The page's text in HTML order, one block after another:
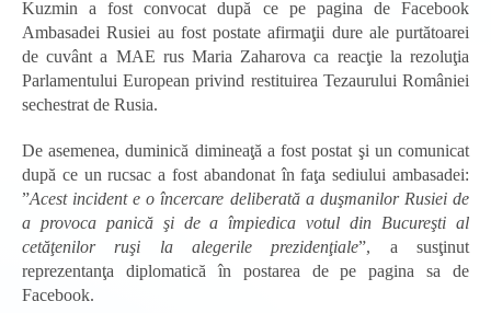
Kuzmin a fost convocat după ce pe pagina de Facebook
Ambasadei Rusiei au fost postate afirmaţii dure ale purtătoarei
de cuvânt a MAE rus Maria Zaharova ca reacţie la rezoluţia
Parlamentului European privind restituirea Tezaurului României
sechestrat de Rusia.
De asemenea, duminică dimineaţă a fost postat şi un comunicat
după ce un rucsac a fost abandonat în faţa sediului ambasadei:
”Acest incident e o încercare deliberată a duşmanilor Rusiei de
a provoca panică şi de a împiedica votul din Bucureşti al
cetăţenilor ruşi la alegerile prezidenţiale”, a susţinut
reprezentanţa diplomatică în postarea de pe pagina sa de
Facebook.